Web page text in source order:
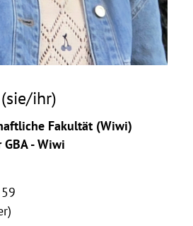
ihr)
Fakultät (Wiwi)
- Wiwi